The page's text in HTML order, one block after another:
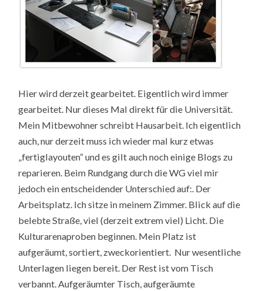
Hier wird derzeit gearbeitet. Eigentlich wird immer
gearbeitet. Nur dieses Mal direkt für die Universität.
Mein Mitbewohner schreibt Hausarbeit. Ich eigentlich
auch, nur derzeit muss ich wieder mal kurz etwas
„fertiglayouten“ und es gilt auch noch einige Blogs zu
reparieren. Beim Rundgang durch die WG viel mir
jedoch ein entscheidender Unterschied auf:. Der
Arbeitsplatz. Ich sitze in meinem Zimmer. Blick auf die
belebte Straße, viel (derzeit extrem viel) Licht. Die
Kulturarenaproben beginnen. Mein Platz ist
aufgeräumt, sortiert, zweckorientiert. Nur wesentliche
Unterlagen liegen bereit. Der Rest ist vom Tisch
verbannt. Aufgeräumter Tisch, aufgeräumte